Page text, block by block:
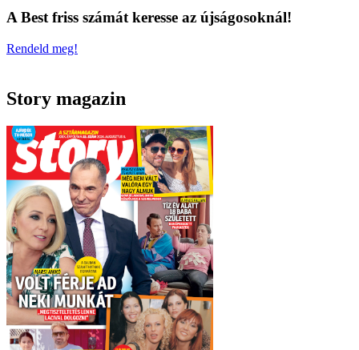
A Best friss számát keresse az újságosoknál!
Rendeld meg!
Story magazin